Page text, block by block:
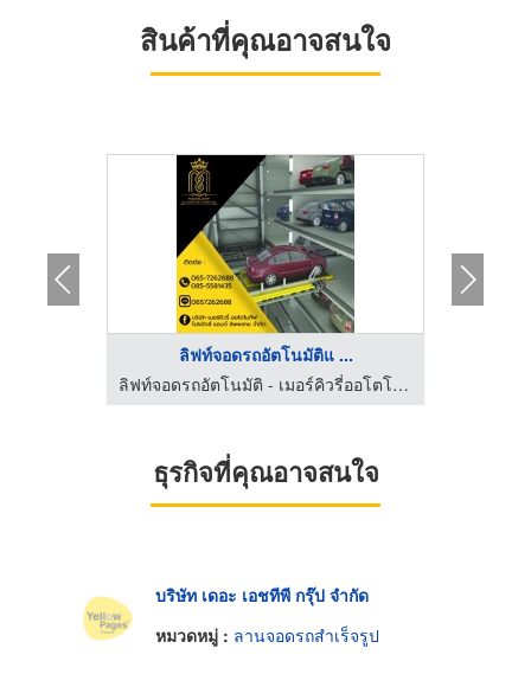
สินค้าที่คุณอาจสนใจ
ลิฟท์จอดรถอัตโนมัติแ ...
ลิฟท์จอดรถอัตโนมัติ - เมอร์คิวรี่ออโตโมทีฟ
ธุรกิจที่คุณอาจสนใจ
บริษัท เดอะ เอชทีพี กรุ๊ป จำกัด
หมวดหมู่ : ลานจอดรถสำเร็จรูป